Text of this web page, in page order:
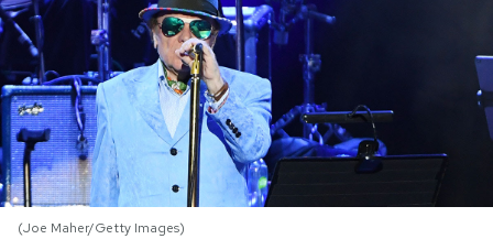
Sport
Mondiali calcio 2026
PODCAST
NEWSLETTER
(Joe Maher/Getty Images)